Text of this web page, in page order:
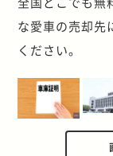
な愛車の売却先
ください。